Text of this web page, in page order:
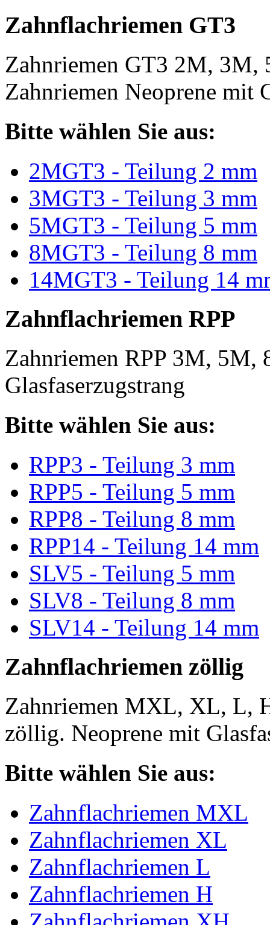
Zahnflachriemen GT3
Zahnriemen GT3 2M, 3M,
Zahnriemen Neoprene mit
Bitte wählen Sie aus:
2MGT3 - Teilung 2 mm
3MGT3 - Teilung 3 mm
5MGT3 - Teilung 5 mm
8MGT3 - Teilung 8 mm
14MGT3 - Teilung 14
Zahnflachriemen RPP
Zahnriemen RPP 3M, 5M,
Glasfaserzugstrang
Bitte wählen Sie aus:
RPP3 - Teilung 3 mm
RPP5 - Teilung 5 mm
RPP8 - Teilung 8 mm
RPP14 - Teilung 14 mm
SLV5 - Teilung 5 mm
SLV8 - Teilung 8 mm
SLV14 - Teilung 14 mm
Zahnflachriemen zöllig
Zahnriemen MXL, XL, L,
zöllig. Neoprene mit
Bitte wählen Sie aus:
Zahnflachriemen MXL
Zahnflachriemen XL
Zahnflachriemen L
Zahnflachriemen H